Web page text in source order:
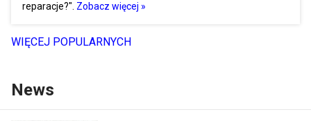
reparacje?". Zobacz więcej »
WIĘCEJ POPULARNYCH
News